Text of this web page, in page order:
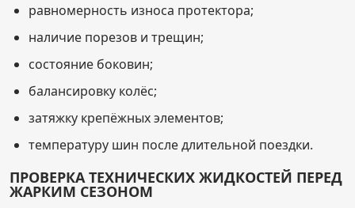
равномерность износа протектора;
наличие порезов и трещин;
состояние боковин;
балансировку колёс;
затяжку крепёжных элементов;
температуру шин после длительной поездки.
ПРОВЕРКА ТЕХНИЧЕСКИХ ЖИДКОСТЕЙ ПЕРЕД
ЖАРКИМ СЕЗОНОМ